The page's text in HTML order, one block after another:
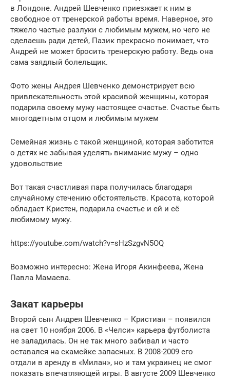
в Лондоне. Андрей Шевченко приезжает к ним в
свободное от тренерской работы время. Наверное, это
тяжело частые разлуки с любимым мужем, но чего не
сделаешь ради детей, Пазик прекрасно понимает, что
Андрей не может бросить тренерскую работу. Ведь она
сама заядлый болельщик.
Фото жены Андрея Шевченко демонстрирует всю
привлекательность этой красивой женщины, которая
подарила своему мужу настоящее счастье. Счастье быть
многодетным отцом и любимым мужем
Семейная жизнь с такой женщиной, которая заботится
о детях не забывая уделять внимание мужу – одно
удовольствие
Вот такая счастливая пара получилась благодаря
случайному стечению обстоятельств. Красота, которой
обладает Кристен, подарила счастье и ей и её
любимому мужу.
https://youtube.com/watch?v=sHzSzgvN5OQ
Возможно интересно: Жена Игоря Акинфеева, Жена
Павла Мамаева.
Закат карьеры
Второй сын Андрея Шевченко – Кристиан – появился
на свет 10 ноября 2006. В «Челси» карьера футболиста
не заладилась. Он не так много забивал и часто
оставался на скамейке запасных. В 2008-2009 его
отдали в аренду в «Милан», но и там украинец не смог
показать впечатляющей игры. В августе 2009 Шевченко